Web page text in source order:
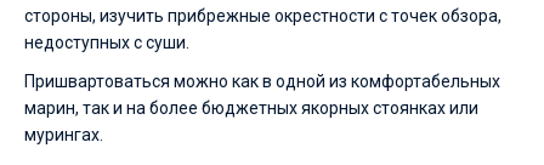
стороны, изучить прибрежные окрестности с точек обзора,
недоступных с суши.
Пришвартоваться можно как в одной из комфортабельных
марин, так и на более бюджетных якорных стоянках или
мурингах.